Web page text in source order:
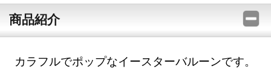
商品紹介
カラフルでポップなイースターバルーンです。